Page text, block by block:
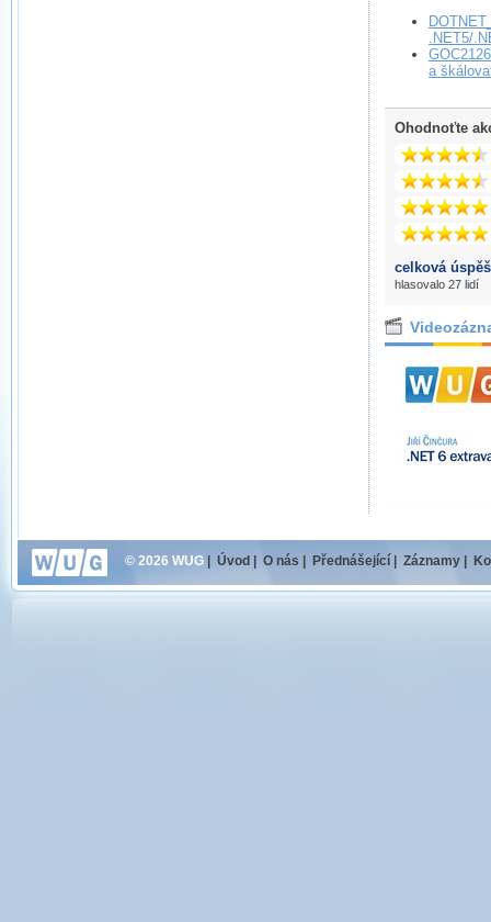
.NET5/
a
Ohodnoťte
celková
hlasovalo 27 lidí
© 2026 WUG | Úvod | O nás | Přednášející | Záznamy |